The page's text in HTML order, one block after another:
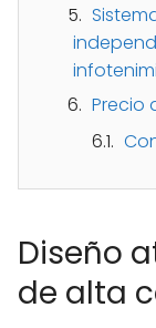
Precio
Diseño
de alta